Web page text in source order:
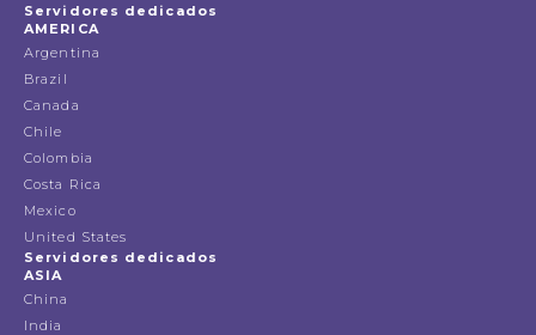
Servidores dedicados
AMERICA
Argentina
Brazil
Canada
Chile
Colombia
Costa Rica
Mexico
United States
Servidores dedicados
ASIA
China
India